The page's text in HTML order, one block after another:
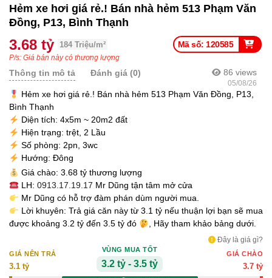
Hẻm xe hơi giá rẻ.! Bán nhà hẻm 513 Phạm Văn
Đồng, P13, Bình Thạnh
Mã số: 120585
3.68 tỷ 184 Triệu/m²
P/s: Giá bán này có thương lượng
86 views
05/08/26
Thông tin mô tả Đánh giá (0)
Hẻm xe hơi giá rẻ.! Bán nhà hẻm 513 Phạm Văn Đồng, P13,
Bình Thạnh
Diện tích: 4x5m ~ 20m2 đất
Hiện trạng: trệt, 2 Lầu
Số phòng: 2pn, 3wc
Hướng: Đông
Giá chào: 3.68 tỷ thương lượng
LH: 0913.17.19.17 Mr Dũng tận tâm mở cửa
Mr Dũng có hỗ trợ đàm phán dùm người mua.
Lời khuyên: Trả giá căn này từ 3.1 tỷ nếu thuận lợi bạn sẽ mua
được khoảng 3.2 tỷ đến 3.5 tỷ đó
, Hãy tham khảo bảng dưới.
Đây là giá gì?
GIÁ NÊN TRẢ
3.1 tỷ
VÙNG MUA TỐT
3.2 tỷ - 3.5 tỷ
GIÁ CHÀO
3.7 tỷ